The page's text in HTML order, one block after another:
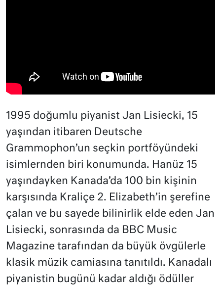
1995 doğumlu piyanist Jan Lisiecki, 15
yaşından itibaren Deutsche
Grammophon’un seçkin portföyündeki
isimlernden biri konumunda. Hanüz 15
yaşındayken Kanada’da 100 bin kişinin
karşısında Kraliçe 2. Elizabeth’in şerefine
çalan ve bu sayede bilinirlik elde eden Jan
Lisiecki, sonrasında da BBC Music
Magazine tarafından da büyük övgülerle
klasik müzik camiasına tanıtıldı. Kanadalı
piyanistin bugünü kadar aldığı ödüller